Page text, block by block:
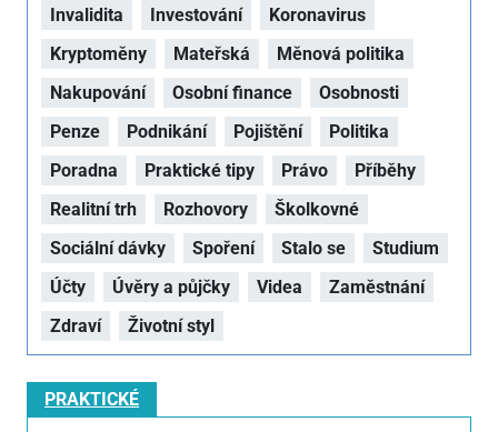
Invalidita Investování
Koronavirus
Kryptoměny
Mateřská
Měnová politika
Nakupování
Osobní finance
Osobnosti
Penze
Podnikání Pojištění
Politika
Poradna
Praktické tipy Právo
Příběhy
Realitní trh
Rozhovory
Školkovné
Sociální dávky
Spoření Stalo se
Studium
Účty
Úvěry a půjčky Videa
Zaměstnání
Zdraví
Životní styl
PRAKTICKÉ